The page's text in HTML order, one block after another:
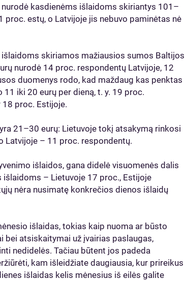
kasdienėms išlaidoms skiriantys 101–
estų, o Latvijoje jis nebuvo paminėtas nė
skiriamos mažiausios sumos Baltijos
nurodė 14 proc. respondentų Latvijoje, 12
duomenys rodo, kad maždaug kas penktas
iki 20 eurų per dieną, t. y. 19 proc.
proc. Estijoje.
21–30 eurų: Lietuvoje tokį atsakymą rinkosi
Latvijoje – 11 proc. respondentų.
išlaidos, gana didelė visuomenės dalis
– Lietuvoje 17 proc., Estijoje
nėra nusimatę konkrečios dienos išlaidų
išlaidas, tokias kaip nuoma ar būsto
atsiskaitymai už įvairias paslaugas,
nedidelės. Tačiau būtent jos padeda
kam išleidžiate daugiausia, kur prireikus
išlaidas kelis mėnesius iš eilės galite